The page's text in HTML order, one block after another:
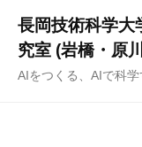
長岡技術科学
究室 (岩橋・原
AIをつくる、AIで科学